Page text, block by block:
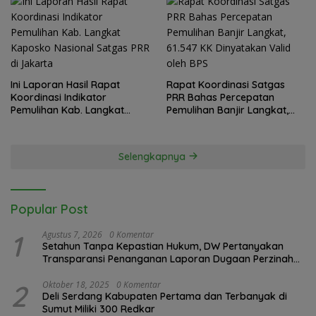
Ini Laporan Hasil Rapat
Koordinasi Indikator
Pemulihan Kab. Langkat
Rapat Koordinasi Satgas
PRR Bahas Percepatan
Pemulihan Banjir Langkat,
Selengkapnya
Popular Post
1 Agustus 7, 2026 0 Komentar
Setahun Tanpa Kepastian Hukum, DW Pertanyakan
Transparansi Penanganan Laporan Dugaan Perzinahan
2 Oktober 18, 2025 0 Komentar
Deli Serdang Kabupaten Pertama dan Terbanyak di
Sumut Miliki 300 Redkar